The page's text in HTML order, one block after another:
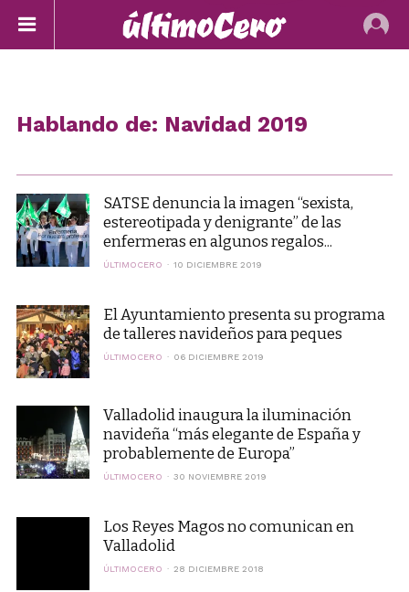
Hablando de: Navidad 2019
SATSE denuncia la imagen “sexista,
estereotipada y denigrante” de las
enfermeras en algunos regalos...
ÚLTIMOCERO 10 DICIEMBRE 2019
El Ayuntamiento presenta su programa
de talleres navideños para peques
ÚLTIMOCERO 06 DICIEMBRE 2019
Valladolid inaugura la iluminación
navideña “más elegante de España y
probablemente de Europa”
ÚLTIMOCERO 30 NOVIEMBRE 2019
Los Reyes Magos no comunican en
Valladolid
ÚLTIMOCERO 28 DICIEMBRE 2018